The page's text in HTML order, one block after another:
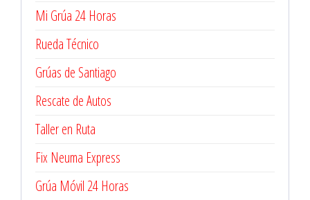
Mi Grúa 24 Horas
Rueda Técnico
Grúas de Santiago
Rescate de Autos
Taller en Ruta
Fix Neuma Express
Grúa Móvil 24 Horas